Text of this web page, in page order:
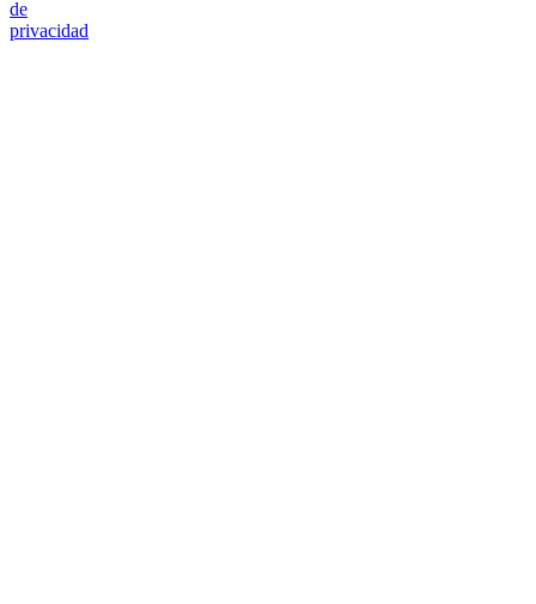
de
privacidad